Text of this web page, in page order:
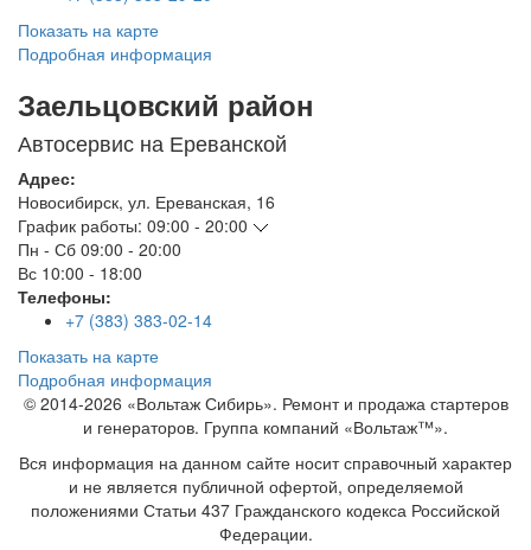
Показать на карте
Подробная информация
Заельцовский район
Автосервис на Ереванской
Адрес:
Новосибирск, ул. Ереванская, 16
График работы: 09:00 - 20:00
Пн - Сб 09:00 - 20:00
Вс 10:00 - 18:00
Телефоны:
+7 (383) 383-02-14
Показать на карте
Подробная информация
© 2014-2026 «Вольтаж Сибирь». Ремонт и продажа стартеров
и генераторов. Группа компаний «Вольтаж™».
Вся информация на данном сайте носит справочный характер
и не является публичной офертой, определяемой
положениями Статьи 437 Гражданского кодекса Российской
Федерации.